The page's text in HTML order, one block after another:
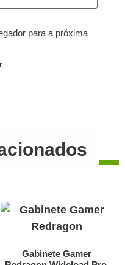
para a próxima
Gabinete Gamer